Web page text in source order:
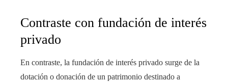
Contraste con fundación de interés
privado
En contraste, la fundación de interés privado surge de la
dotación o donación de un patrimonio destinado a